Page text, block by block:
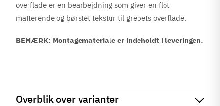
overflade er en bearbejdning som giver en flot
matterende og børstet tekstur til grebets overflade.
BEMÆRK: Montagemateriale er indeholdt i leveringen.
Overblik over varianter